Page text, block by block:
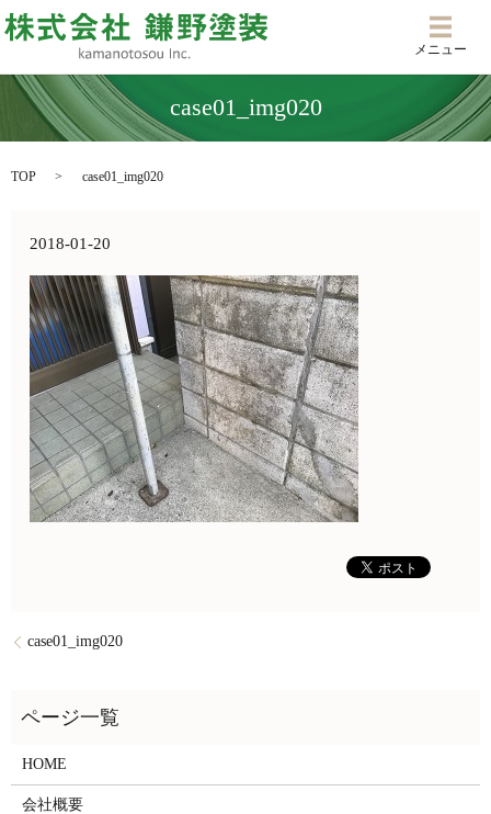
メニ
メニュー
case01_img020
TOP case01_img020
2018-01-20
case01_img020
HOME
会社概要